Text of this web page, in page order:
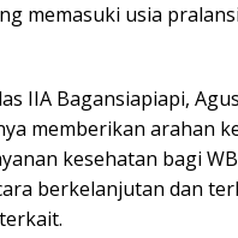
memasuki usia
IIA Bagansiapiapi,
memberikan arahan
kesehatan bagi
berkelanjutan dan